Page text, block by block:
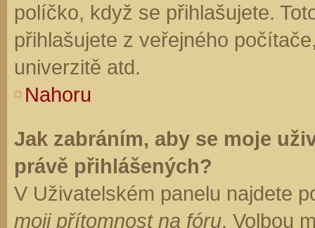
políčko, když se přihlašujete.
přihlašujete z veřejného
univerzitě atd.
Nahoru
Jak zabráním, aby se moje
právě přihlášených?
V Uživatelském panelu najdete
moji přítomnost na fóru. Volbou